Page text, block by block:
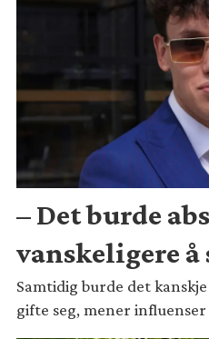
– Det burde
vanskeligere å
Samtidig burde det
gifte seg, mener influenser